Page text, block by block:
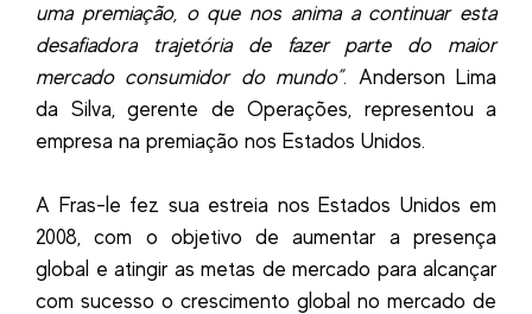
uma premiação, o que nos anima a continuar esta
desafiadora trajetória de fazer parte do maior
mercado consumidor do mundo”. Anderson Lima
da Silva, gerente de Operações, representou a
empresa na premiação nos Estados Unidos.
A Fras-le fez sua estreia nos Estados Unidos em
2008, com o objetivo de aumentar a presença
global e atingir as metas de mercado para alcançar
com sucesso o crescimento global no mercado de